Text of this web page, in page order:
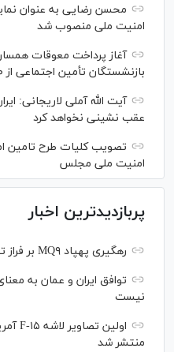
محسن رضایی به عنوان
امنیت ملی منصوب شد
آغاز پرداخت معوقات
بازنشستگان تأمین اجتماعی از ۱۰ شهریور
آیت الله آملی لاریجانی:
عقب نشینی نخواهد کرد
تصویب کلیات طرح تامین
امنیت ملی مجلس
پربازدیدترین اخبار
رهگیری پهپاد MQ۹ بر فراز تنگه هرمز
توافق ایران و عمان به
نیست
منتشر شد